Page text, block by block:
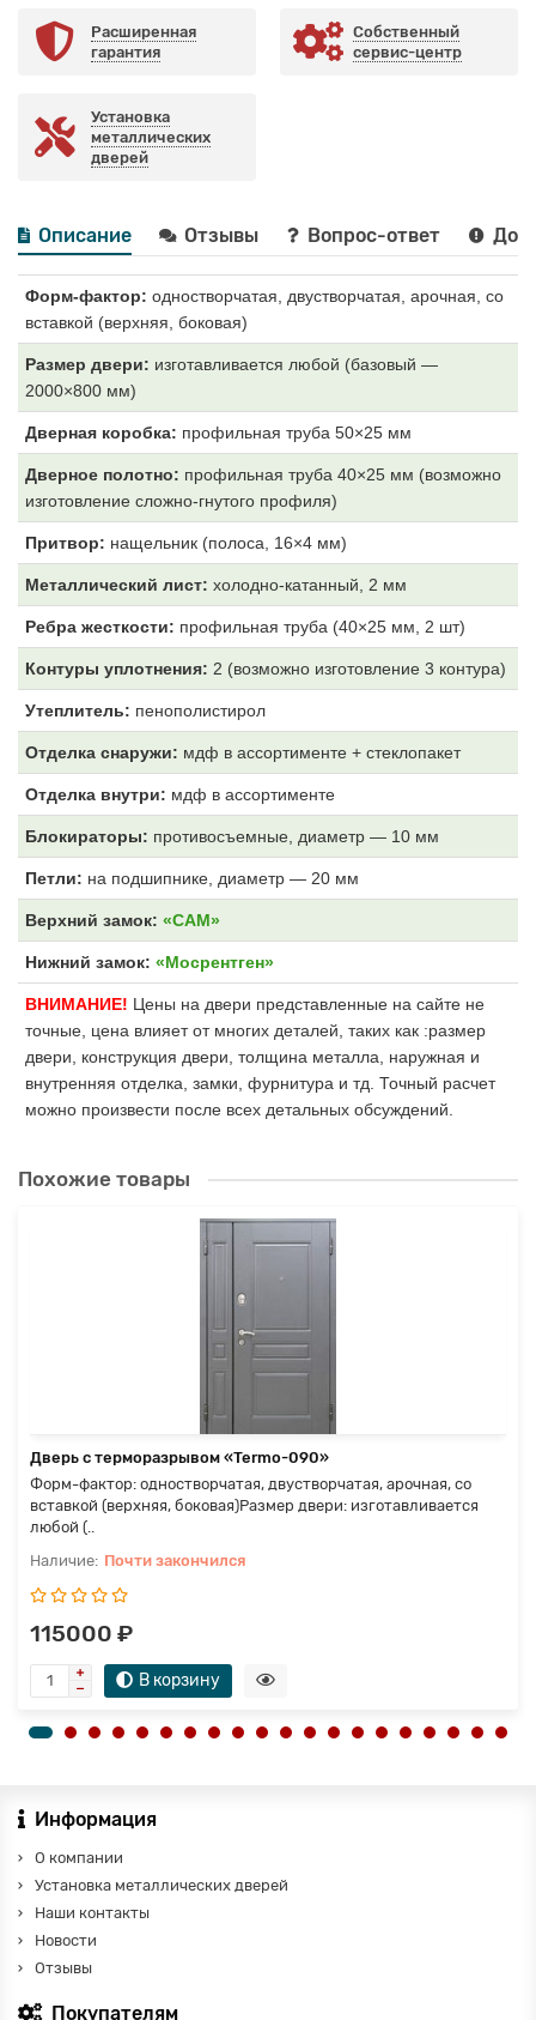
Расширенная
гарантия
Собственный
сервис-центр
Установка
металлических
дверей
Описание Отзывы Вопрос-ответ
Форм-фактор: одностворчатая, двустворчатая, арочная, со
вставкой (верхняя, боковая)
Размер двери: изготавливается любой (базовый —
2000×800 мм)
Дверная коробка: профильная труба 50×25 мм
Дверное полотно: профильная труба 40×25 мм (возможно
изготовление сложно-гнутого профиля)
Притвор: нащельник (полоса, 16×4 мм)
Металлический лист: холодно-катанный, 2 мм
Ребра жесткости: профильная труба (40×25 мм, 2 шт)
Контуры уплотнения: 2 (возможно изготовление 3 контура)
Утеплитель: пенополистирол
Отделка снаружи: мдф в ассортименте + стеклопакет
Отделка внутри: мдф в ассортименте
Блокираторы: противосъемные, диаметр — 10 мм
Петли: на подшипнике, диаметр — 20 мм
Верхний замок: «САМ»
Нижний замок: «Мосрентген»
ВНИМАНИЕ! Цены на двери представленные на сайте не
точные, цена влияет от многих деталей, таких как :размер
двери, конструкция двери, толщина металла, наружная и
внутренняя отделка, замки, фурнитура и тд. Точный расчет
можно произвести после всех детальных обсуждений.
Похожие товары
Дверь с терморазрывом «Termo-090»
Форм-фактор: одностворчатая, двустворчатая, арочная, со
вставкой (верхняя, боковая)Размер двери: изготавливается
любой (..
Почти закончился
115000 ₽
В корзину
Информация
О компании
Установка металлических дверей
Наши контакты
Новости
Отзывы
Покупателям